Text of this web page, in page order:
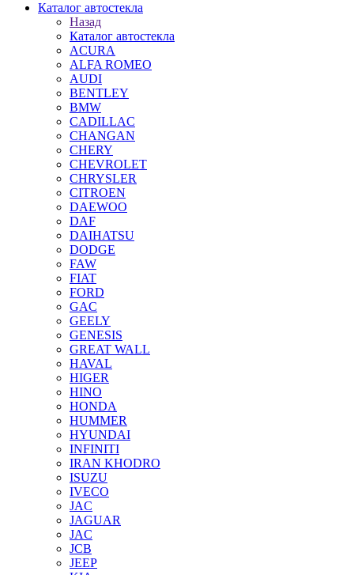
Каталог автостекла
Назад
Каталог автостекла
ACURA
ALFA ROMEO
AUDI
BENTLEY
BMW
CADILLAC
CHANGAN
CHERY
CHEVROLET
CHRYSLER
CITROEN
DAEWOO
DAF
DAIHATSU
DODGE
FAW
FIAT
FORD
GAC
GEELY
GENESIS
GREAT WALL
HAVAL
HIGER
HINO
HONDA
HUMMER
HYUNDAI
INFINITI
IRAN KHODRO
ISUZU
IVECO
JAC
JAGUAR
JAС
JCB
JEEP